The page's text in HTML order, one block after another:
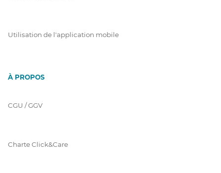
Utilisation de l'application mobile
À PROPOS
CGU / GGV
Charte Click&Care